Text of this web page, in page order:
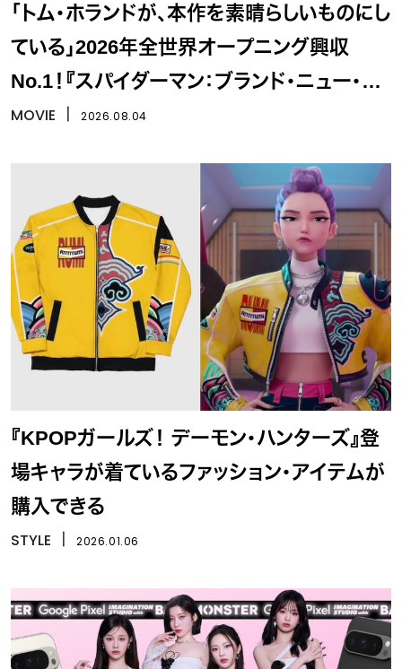
「トム・ホランドが、本作を素晴らしいものにし
ている」2026年全世界オープニング興収
No.1！『スパイダーマン：ブランド・ニュー・デ
イ』
MOVIE 2026.08.04
『KPOPガールズ！ デーモン・ハンターズ』登
場キャラが着ているファッション・アイテムが
購入できる
STYLE 2026.01.06